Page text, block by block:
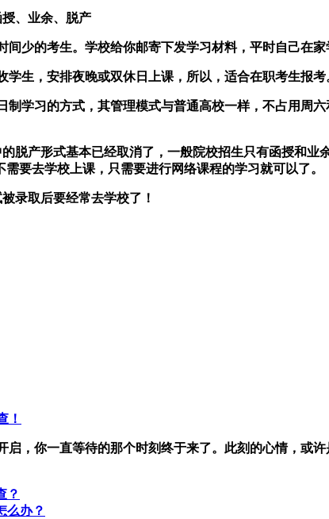
、业余、脱产
少的考生。学校给你邮寄下发学习材料，平时自己在
生，安排夜晚或双休日上课，所以，适合在职考生报考
制学习的方式，其管理模式与普通高校一样，不占用周
脱产形式基本已经取消了，一般院校招生只有函授和
要去学校上课，只需要进行网络课程的学习就可以了。
录取后要经常去学校了！
！
启，你一直等待的那个时刻终于来了。此刻的心情，或
？
么办？